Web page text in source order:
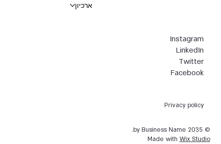
Privacy policy
© 2035 by Business Name.
Made with Wix Studio
Instagram
LinkedIn
Twitter
Facebook
ארכיון